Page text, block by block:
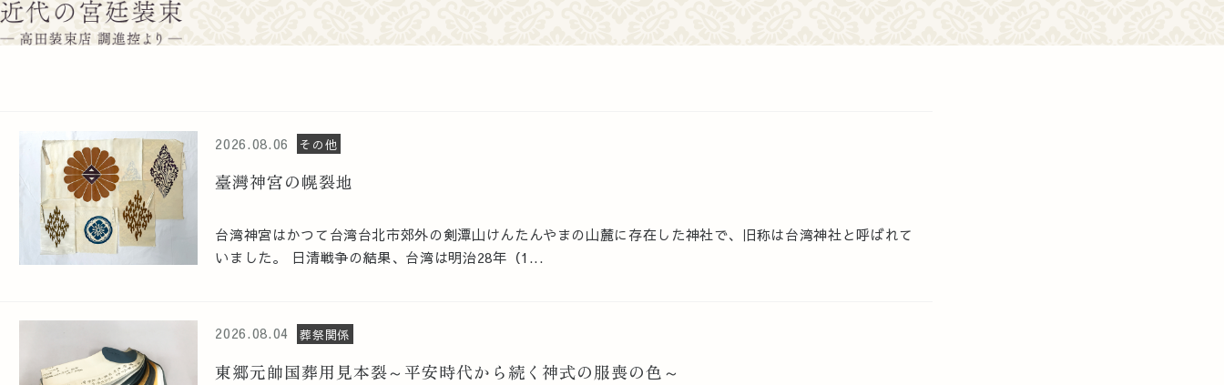
2026.08.06 その他
臺灣神宮の幌裂地
台湾神宮はかつて台湾台北市郊外の剣潭山けんたんやまの山麓に存在した神社で、旧称は台湾神社と呼ばれて
いました。 日清戦争の結果、台湾は明治28年（1...
2026.08.04 葬祭関係
東郷元帥国葬用見本裂～平安時代から続く神式の服喪の色～